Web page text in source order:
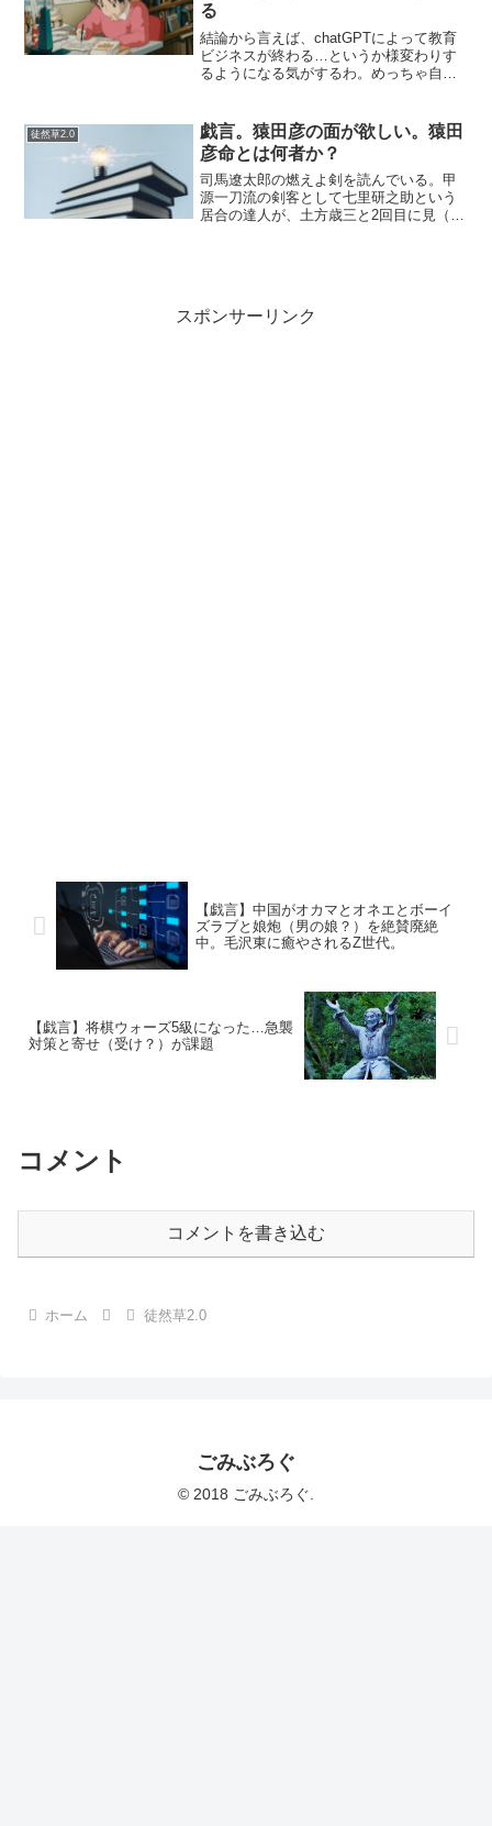
る
結論から言えば、chatGPTによって教育
ビジネスが終わる…というか様変わりす
るようになる気がするわ。めっちゃ自分
させてみたら結構つらいコードだと思っ
た。外部か...
徒然草2.0
戯言。猿田彦の面が欲しい。猿田
彦命とは何者か？
司馬遼太郎の燃えよ剣を読んでいる。甲
源一刀流の剣客として七里研之助という
居合の達人が、土方歳三と2回目に見（ま
スポンサーリンク
【戯言】中国がオカマとオネエとボーイ
ズラブと娘炮（男の娘？）を絶賛廃絶
中。毛沢東に癒やされるZ世代。
【戯言】将棋ウォーズ5級になった…急襲
対策と寄せ（受け？）が課題
コメント
コメントを書き込む
ホーム 徒然草2.0
ごみぶろぐ
© 2018 ごみぶろぐ.